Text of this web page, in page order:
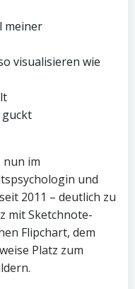
meiner
visualisieren wie
guckt
im
und
2011 – deutlich zu
mit Sketchnote-
Flipchart, dem
Platz zum